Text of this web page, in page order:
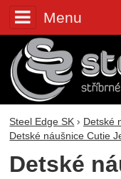
Menu
Steel Edge SK Detské
Detské náušnice Cutie
Detské